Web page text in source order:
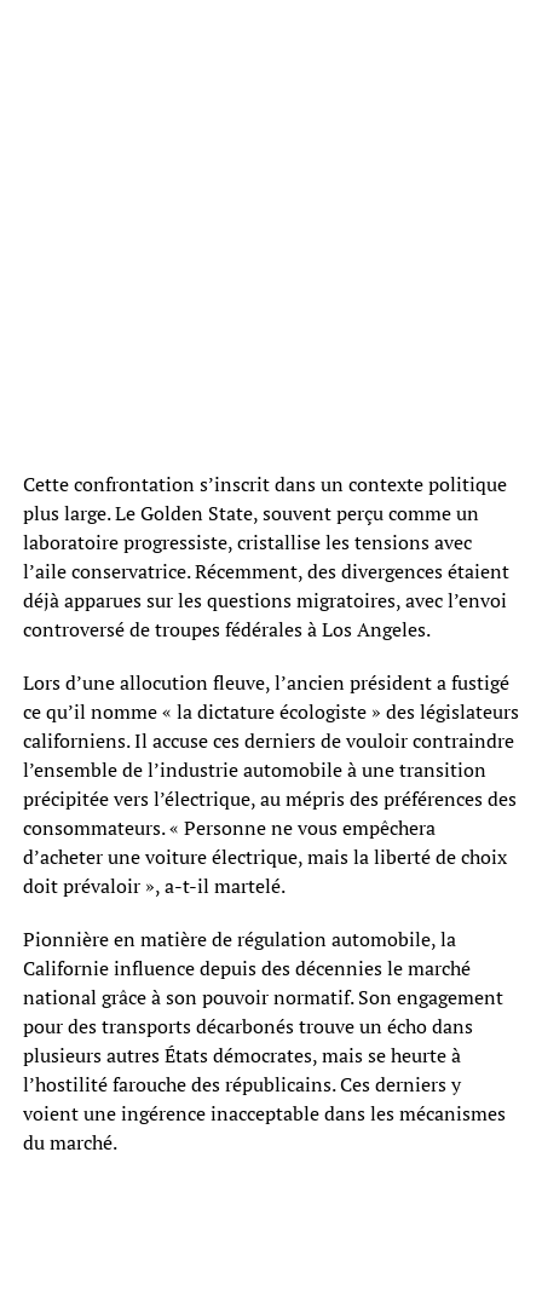
Cette confrontation s’inscrit dans un contexte politique
plus large. Le Golden State, souvent perçu comme un
laboratoire progressiste, cristallise les tensions avec
l’aile conservatrice. Récemment, des divergences étaient
déjà apparues sur les questions migratoires, avec l’envoi
controversé de troupes fédérales à Los Angeles.
Lors d’une allocution fleuve, l’ancien président a fustigé
ce qu’il nomme « la dictature écologiste » des législateurs
californiens. Il accuse ces derniers de vouloir contraindre
l’ensemble de l’industrie automobile à une transition
précipitée vers l’électrique, au mépris des préférences des
consommateurs. « Personne ne vous empêchera
d’acheter une voiture électrique, mais la liberté de choix
doit prévaloir », a-t-il martelé.
Pionnière en matière de régulation automobile, la
Californie influence depuis des décennies le marché
national grâce à son pouvoir normatif. Son engagement
pour des transports décarbonés trouve un écho dans
plusieurs autres États démocrates, mais se heurte à
l’hostilité farouche des républicains. Ces derniers y
voient une ingérence inacceptable dans les mécanismes
du marché.